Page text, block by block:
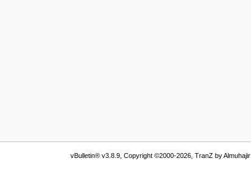
vBulletin® v3.8.9, Copyright ©2000-2026, TranZ by Almuhajir